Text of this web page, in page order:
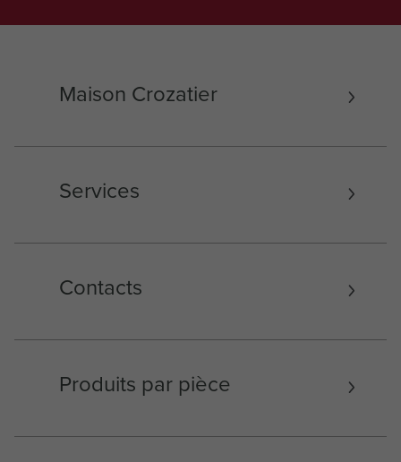
Maison Crozatier
Services
Contacts
Produits par pièce